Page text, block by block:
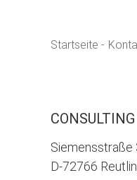
Startseite -
Siemensstraße
D-72766